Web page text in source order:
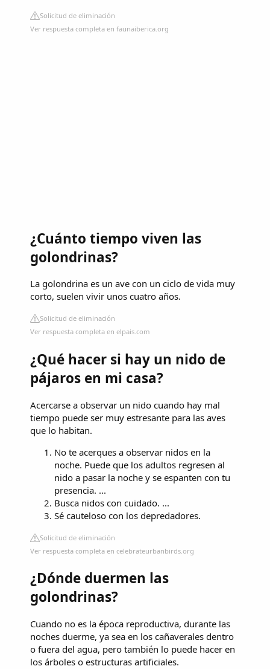
Solicitud de eliminación
Ver respuesta completa en faunaiberica.org
¿Cuánto tiempo viven las
golondrinas?
La golondrina es un ave con un ciclo de vida muy
corto, suelen vivir unos cuatro años.
Solicitud de eliminación
Ver respuesta completa en elpais.com
¿Qué hacer si hay un nido de
pájaros en mi casa?
Acercarse a observar un nido cuando hay mal
tiempo puede ser muy estresante para las aves
que lo habitan.
No te acerques a observar nidos en la
noche. Puede que los adultos regresen al
nido a pasar la noche y se espanten con tu
presencia. ...
Busca nidos con cuidado. ...
Sé cauteloso con los depredadores.
Solicitud de eliminación
Ver respuesta completa en celebrateurbanbirds.org
¿Dónde duermen las
golondrinas?
Cuando no es la época reproductiva, durante las
noches duerme, ya sea en los cañaverales dentro
o fuera del agua, pero también lo puede hacer en
los árboles o estructuras artificiales.